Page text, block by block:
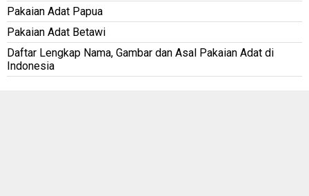
Pakaian Adat Papua
Pakaian Adat Betawi
Daftar Lengkap Nama, Gambar dan Asal Pakaian Adat di
Indonesia